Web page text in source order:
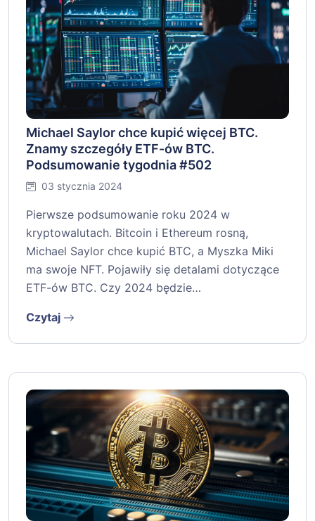
Michael Saylor chce kupić więcej BTC.
Znamy szczegóły ETF-ów BTC.
Podsumowanie tygodnia #502
03 stycznia 2024
Pierwsze podsumowanie roku 2024 w
kryptowalutach. Bitcoin i Ethereum rosną,
Michael Saylor chce kupić BTC, a Myszka Miki
ma swoje NFT. Pojawiły się detalami dotyczące
ETF-ów BTC. Czy 2024 będzie…
Czytaj